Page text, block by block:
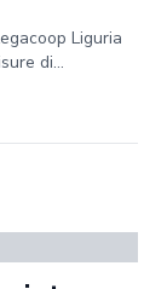
Liguria
di...